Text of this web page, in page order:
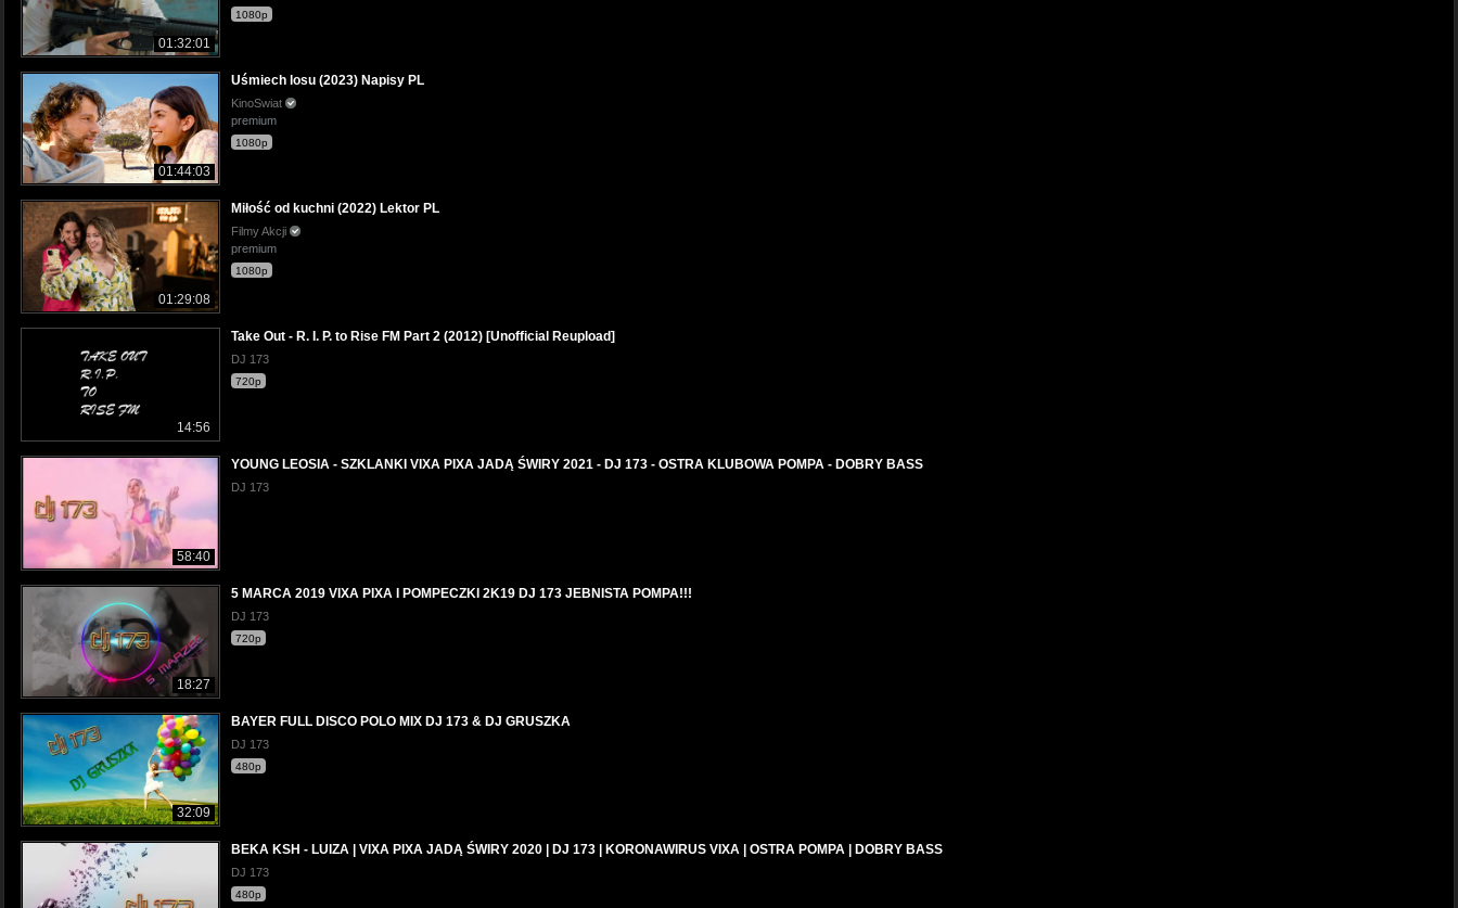
01:32:01
1080p
01:44:03
Uśmiech losu (2023) Napisy PL
KinoSwiat
premium
1080p
01:29:08
Miłość od kuchni (2022) Lektor PL
Filmy Akcji
premium
1080p
14:56
Take Out - R. I. P. to Rise FM Part 2 (2012) [Unofficial Reupload]
DJ 173
720p
58:40
YOUNG LEOSIA - SZKLANKI VIXA PIXA JADĄ ŚWIRY 2021 - DJ 173 - OSTRA KLUBOWA POMPA - DOBRY BASS
DJ 173
18:27
5 MARCA 2019 VIXA PIXA I POMPECZKI 2K19 DJ 173 JEBNISTA POMPA!!!
DJ 173
720p
32:09
BAYER FULL DISCO POLO MIX DJ 173 & DJ GRUSZKA
DJ 173
480p
BEKA KSH - LUIZA | VIXA PIXA JADĄ ŚWIRY 2020 | DJ 173 | KORONAWIRUS VIXA | OSTRA POMPA | DOBRY BASS
DJ 173
480p